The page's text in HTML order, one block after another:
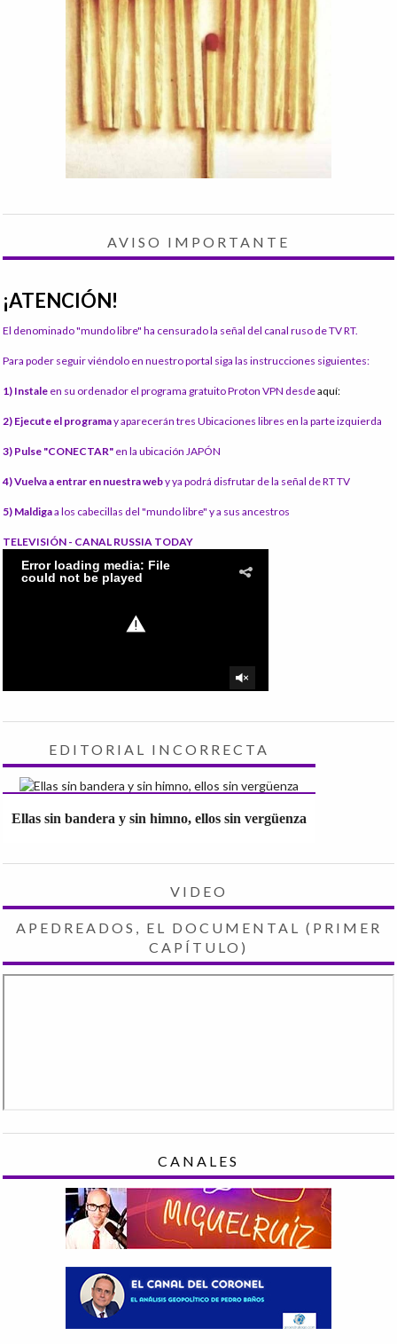
AVISO IMPORTANTE
¡ATENCIÓN!
El denominado "mundo libre" ha censurado la señal del canal ruso de TV RT.
Para poder seguir viéndolo en nuestro portal siga las instrucciones siguientes:
1) Instale en su ordenador el programa gratuito Proton VPN desdeaquí:
2) Ejecute el programay aparecerán tres Ubicaciones libres en la parte izquierda
3) Pulse "CONECTAR" en la ubicación JAPÓN
4) Vuelva a entrar en nuestra weby ya podrá disfrutar de la señal de RT TV
5) Maldigaa los cabecillas del "mundo libre" y a sus ancestros
TELEVISIÓN - CANAL RUSSIA TODAY
EDITORIAL INCORRECTA
Ellas sin bandera y sin himno, ellos sin vergüenza
VIDEO
APEDREADOS, EL DOCUMENTAL (PRIMER
CAPÍTULO)
CANALES